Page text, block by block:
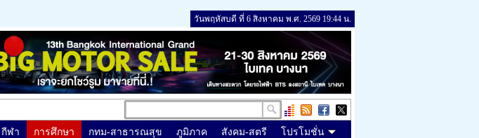
วันพฤหัสบดี ที่ 6 สิงหาคม พ.ศ. 2569 19:44 น.
กีฬา การศึกษา กทม-สาธารณสุข ภูมิภาค สังคม-สตรี โปรโมชั่น